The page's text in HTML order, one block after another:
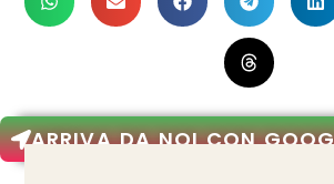
ARRIVA DA NOI CON